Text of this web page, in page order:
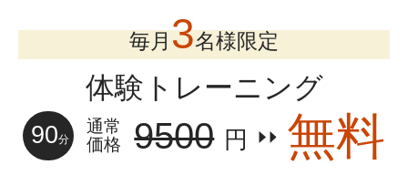
毎月 3名様限定
体験トレーニング
90分
通常
価格
9500 円 無料